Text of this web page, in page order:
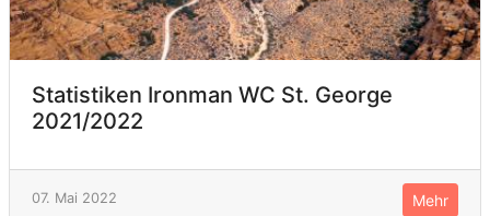
Statistiken Ironman WC St. George
2021/2022
07. Mai 2022 Mehr